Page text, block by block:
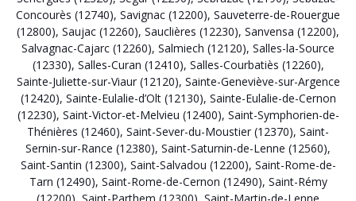
Concourès (12740), Savignac (12200), Sauveterre-de-Rouergue
(12800), Saujac (12260), Sauclières (12230), Sanvensa (12200),
Salvagnac-Cajarc (12260), Salmiech (12120), Salles-la-Source
(12330), Salles-Curan (12410), Salles-Courbatiès (12260),
Sainte-Juliette-sur-Viaur (12120), Sainte-Geneviève-sur-Argence
(12420), Sainte-Eulalie-d’Olt (12130), Sainte-Eulalie-de-Cernon
(12230), Saint-Victor-et-Melvieu (12400), Saint-Symphorien-de-
Thénières (12460), Saint-Sever-du-Moustier (12370), Saint-
Sernin-sur-Rance (12380), Saint-Saturnin-de-Lenne (12560),
Saint-Santin (12300), Saint-Salvadou (12200), Saint-Rome-de-
Tarn (12490), Saint-Rome-de-Cernon (12490), Saint-Rémy
(12200), Saint-Parthem (12300), Saint-Martin-de-Lenne